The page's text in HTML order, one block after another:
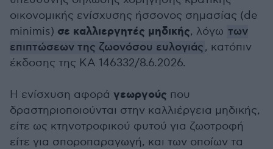
οικονομικής ενίσχυσης ήσσονος σημασίας (de
minimis) σε καλλιεργητές μηδικής, λόγω των
επιπτώσεων της ζωονόσου ευλογιάς, κατόπιν
έκδοσης της ΚΑ 146332/8.6.2026.
Η ενίσχυση αφορά γεωργούς που
δραστηριοποιούνται στην καλλιέργεια μηδικής,
είτε ως κτηνοτροφικού φυτού για ζωοτροφή
είτε για σποροπαραγωγή, και των οποίων τα